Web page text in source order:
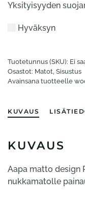
Yksityisyyden
Hyväksyn
Tuotetunnus (SKU): Ei
Osastot: Matot, Sisustus
Avainsana tuotteelle
KUVAUS
KUVAUS
Aapa matto design
nukkamatolle